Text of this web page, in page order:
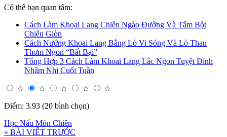
Có thể bạn quan tâm:
Cách Làm Khoai Lang Chiên Ngào Đường Và Tẩm Bột
Chiên Giòn
Cách Nướng Khoai Lang Bằng Lò Vi Sóng Và Lò Than
Thơm Ngon “Bất Bại”
Tổng Hợp 3 Cách Làm Khoai Lang Lắc Ngon Tuyệt Đỉnh
Nhâm Nhi Cuối Tuần
☆ ☆ ☆ ☆
☆
Điểm: 3.93 (20 bình chọn)
Học Nấu Món Chiên
« BÀI VIẾT TRƯỚC